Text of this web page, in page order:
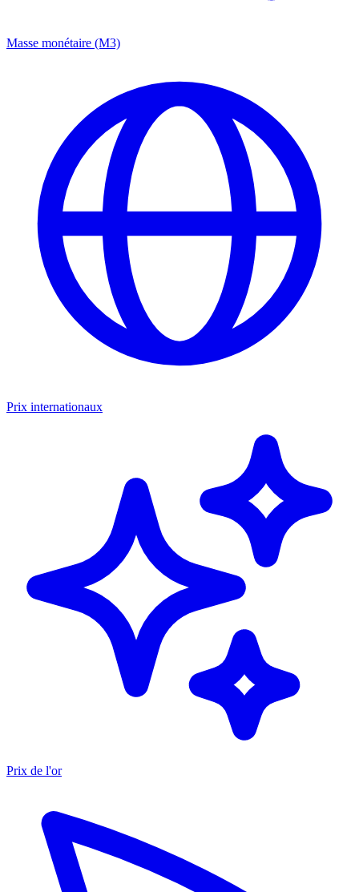
Masse monétaire (M3)
Prix internationaux
Prix de l'or